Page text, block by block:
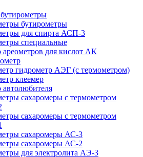
бутирометры
для спирта АСП-3
специальные
ареометров для кислот АК
гидрометр АЭГ (с термометром)
клеемер
автолюбителя
сахаромеры с термометром
сахаромеры с термометром
сахаромеры АС-3
сахаромеры АС-2
для электролита АЭ-3